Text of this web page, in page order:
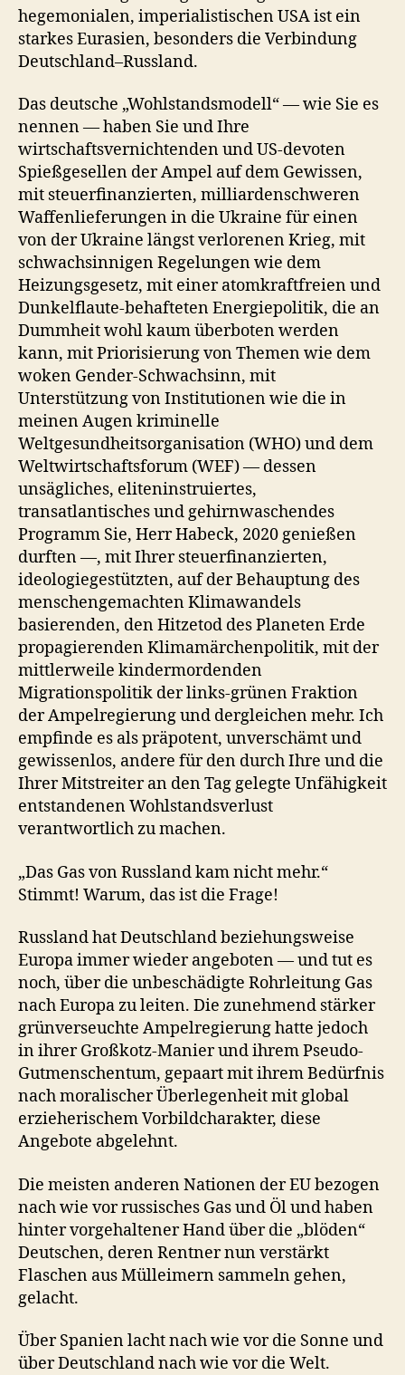
hegemonialen, imperialistischen USA ist ein
starkes Eurasien, besonders die Verbindung
Deutschland–Russland.
Das deutsche „Wohlstandsmodell“ — wie Sie es
nennen — haben Sie und Ihre
wirtschaftsvernichtenden und US-devoten
Spießgesellen der Ampel auf dem Gewissen,
mit steuerfinanzierten, milliardenschweren
Waffenlieferungen in die Ukraine für einen
von der Ukraine längst verlorenen Krieg, mit
schwachsinnigen Regelungen wie dem
Heizungsgesetz, mit einer atomkraftfreien und
Dunkelflaute-behafteten Energiepolitik, die an
Dummheit wohl kaum überboten werden
kann, mit Priorisierung von Themen wie dem
woken Gender-Schwachsinn, mit
Unterstützung von Institutionen wie die in
meinen Augen kriminelle
Weltgesundheitsorganisation (WHO) und dem
Weltwirtschaftsforum (WEF) — dessen
unsägliches, eliteninstruiertes,
transatlantisches und gehirnwaschendes
Programm Sie, Herr Habeck, 2020 genießen
durften —, mit Ihrer steuerfinanzierten,
ideologiegestützten, auf der Behauptung des
menschengemachten Klimawandels
basierenden, den Hitzetod des Planeten Erde
propagierenden Klimamärchenpolitik, mit der
mittlerweile kindermordenden
Migrationspolitik der links-grünen Fraktion
der Ampelregierung und dergleichen mehr. Ich
empfinde es als präpotent, unverschämt und
gewissenlos, andere für den durch Ihre und die
Ihrer Mitstreiter an den Tag gelegte Unfähigkeit
entstandenen Wohlstandsverlust
verantwortlich zu machen.
„Das Gas von Russland kam nicht mehr.“
Stimmt! Warum, das ist die Frage!
Russland hat Deutschland beziehungsweise
Europa immer wieder angeboten — und tut es
noch, über die unbeschädigte Rohrleitung Gas
nach Europa zu leiten. Die zunehmend stärker
grünverseuchte Ampelregierung hatte jedoch
in ihrer Großkotz-Manier und ihrem Pseudo-
Gutmenschentum, gepaart mit ihrem Bedürfnis
nach moralischer Überlegenheit mit global
erzieherischem Vorbildcharakter, diese
Angebote abgelehnt.
Die meisten anderen Nationen der EU bezogen
nach wie vor russisches Gas und Öl und haben
hinter vorgehaltener Hand über die „blöden“
Deutschen, deren Rentner nun verstärkt
Flaschen aus Mülleimern sammeln gehen,
gelacht.
Über Spanien lacht nach wie vor die Sonne und
über Deutschland nach wie vor die Welt.